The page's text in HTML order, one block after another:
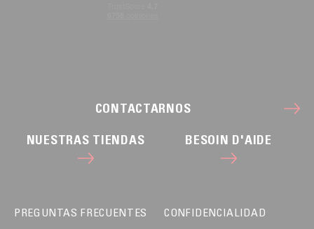
CONTACTARNOS
NUESTRAS TIENDAS BESOIN D'AIDE
PREGUNTAS FRECUENTES
CONFIDENCIALIDAD